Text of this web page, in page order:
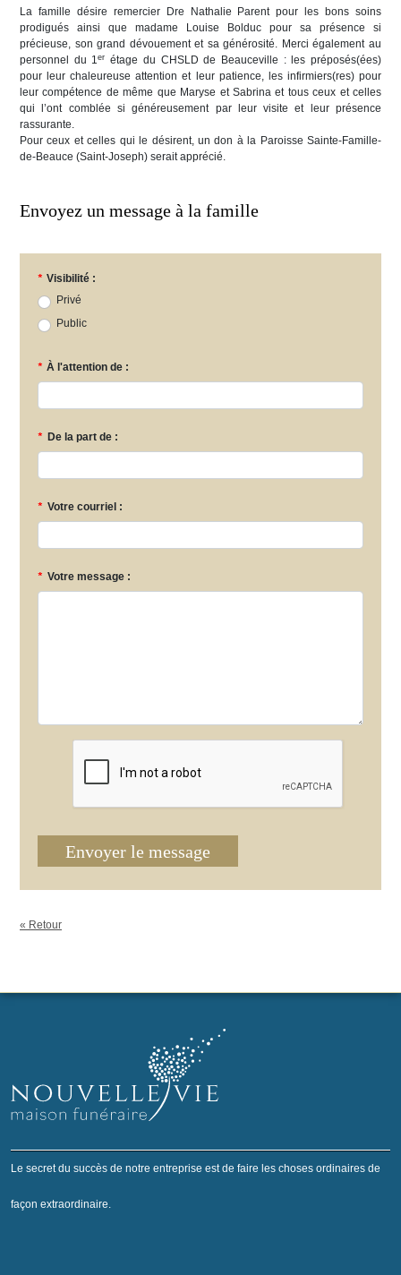
La famille désire remercier Dre Nathalie Parent pour les bons soins
prodigués ainsi que madame Louise Bolduc pour sa présence si
précieuse, son grand dévouement et sa générosité. Merci également au
personnel du 1er étage du CHSLD de Beauceville : les préposés(ées)
pour leur chaleureuse attention et leur patience, les infirmiers(res) pour
leur compétence de même que Maryse et Sabrina et tous ceux et celles
qui l’ont comblée si généreusement par leur visite et leur présence
rassurante.
Pour ceux et celles qui le désirent, un don à la Paroisse Sainte-Famille-
de-Beauce (Saint-Joseph) serait apprécié.
Envoyez un message à la famille
* Visibilité :
Privé
Public
* À l'attention de :
* De la part de :
* Votre courriel :
* Votre message :
Envoyer le message
« Retour
Le secret du succès de notre entreprise est de faire les choses ordinaires de
façon extraordinaire.